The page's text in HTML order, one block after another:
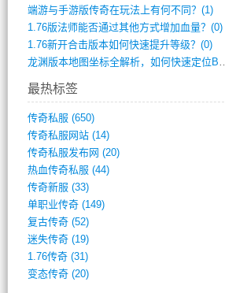
端游与手游版传奇在玩法上有何不同？(1)
1.76版法师能否通过其他方式增加血量？(0)
1.76新开合击版本如何快速提升等级？(0)
龙渊版本地图坐标全
最热标签
传奇私服 (650)
传奇私服网站(14)
传奇私服发布网 (20)
热血传奇私服 (44)
传奇新服 (33)
单职业传奇(149)
复古传奇(52)
迷失传奇(19)
1.76传奇(31)
变态传奇(20)